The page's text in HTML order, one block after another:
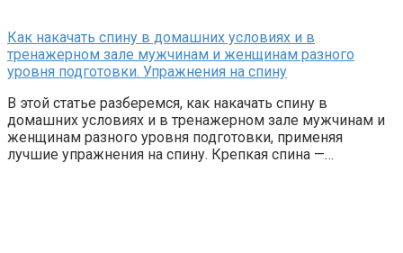
Как накачать спину в домашних условиях и в
тренажерном зале мужчинам и женщинам разного
уровня подготовки. Упражнения на спину
В этой статье разберемся, как накачать спину в
домашних условиях и в тренажерном зале мужчинам и
женщинам разного уровня подготовки, применяя
лучшие упражнения на спину. Крепкая спина —…